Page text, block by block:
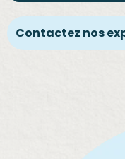
Contactez nos